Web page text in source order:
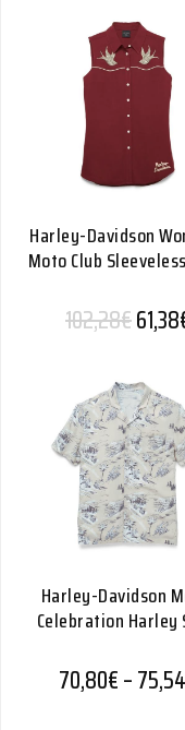
Harley-Davidson
Moto Club
102,28€61,38
Harley-Davidson
Celebration Harley
70,80€–75,54